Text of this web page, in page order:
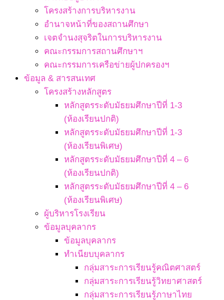
โครงสร้างการบริหารงาน
อำนาจหน้าที่ของสถานศึกษา
เจตจํานงสุจริตในการบริหารงาน
คณะกรรมการสถานศึกษาฯ
คณะกรรมการเครือข่ายผู้ปกครองฯ
ข้อมูล & สารสนเทศ
โครงสร้างหลักสูตร
หลักสูตรระดับมัธยมศึกษาปีที่ 1-3
(ห้องเรียนปกติ)
หลักสูตรระดับมัธยมศึกษาปีที่ 1-3
(ห้องเรียนพิเศษ)
หลักสูตรระดับมัธยมศึกษาปีที่ 4 – 6
(ห้องเรียนปกติ)
หลักสูตรระดับมัธยมศึกษาปีที่ 4 – 6
(ห้องเรียนพิเศษ)
ผู้บริหารโรงเรียน
ข้อมูลบุคลากร
ข้อมูลบุคลากร
ทำเนียบบุคลากร
กลุ่มสาระการเรียนรู้คณิตศาสตร์
กลุ่มสาระการเรียนรู้วิทยาศาสตร์
กลุ่มสาระการเรียนรู้ภาษาไทย